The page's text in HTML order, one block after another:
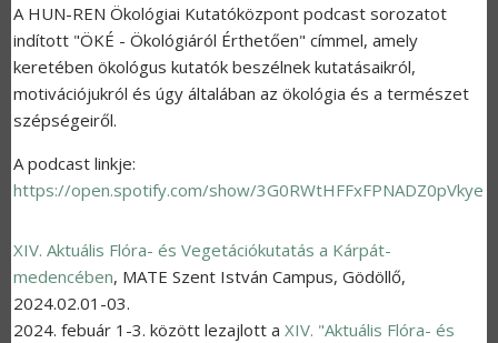
A HUN-REN Ökológiai Kutatóközpont podcast sorozatot
indított "ÖKÉ - Ökológiáról Érthetően" címmel, amely
keretében ökológus kutatók beszélnek kutatásaikról,
motivációjukról és úgy általában az ökológia és a természet
szépségeiről.
A podcast linkje:
https://open.spotify.com/show/3G0RWtHFFxFPNADZ0pVkye
XIV. Aktuális Flóra- és Vegetációkutatás a Kárpát-
medencében, MATE Szent István Campus, Gödöllő,
2024.02.01-03.
2024. febuár 1-3. között lezajlott a XIV. "Aktuális Flóra- és